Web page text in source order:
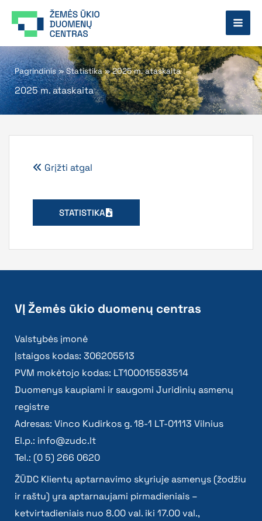
prie
Pagrindinis»Statistika»2025 m. ataskaita
2025 m. ataskaita
Grįžti atgal
STATISTIKA
VĮ Žemės ūkio duomenų centras
Valstybės įmonė
Įstaigos kodas: 306205513
PVM mokėtojo kodas: LT100015583514
Duomenys kaupiami ir saugomi Juridinių asmenų
registre
Adresas: Vinco Kudirkos g. 18-1 LT-01113 Vilnius
El.p.: info@zudc.lt
Tel.: (0 5) 266 0620
ŽŪDC Klientų aptarnavimo skyriuje asmenys (žodžiu
ir raštu) yra aptarnaujami pirmadieniais –
ketvirtadieniais nuo 8.00 val. iki 17.00 val.,